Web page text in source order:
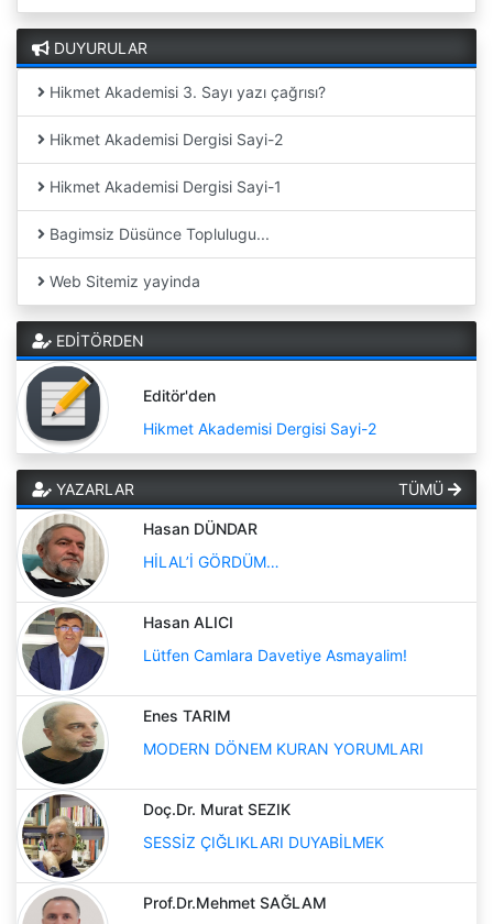
DUYURULAR
Hikmet Akademisi 3. Sayı yazı çağrısı?
Hikmet Akademisi Dergisi Sayi-2
Hikmet Akademisi Dergisi Sayi-1
Bagimsiz Düsünce Toplulugu...
Web Sitemiz yayinda
EDİTÖRDEN
Editör'den
Hikmet Akademisi Dergisi Sayi-2
YAZARLAR TÜMÜ
Hasan DÜNDAR
HİLAL’İ GÖRDÜM…
Hasan ALICI
Lütfen Camlara Davetiye Asmayalim!
Enes TARIM
MODERN DÖNEM KURAN YORUMLARI
Doç.Dr. Murat SEZIK
SESSİZ ÇIĞLIKLARI DUYABİLMEK
Prof.Dr.Mehmet SAĞLAM